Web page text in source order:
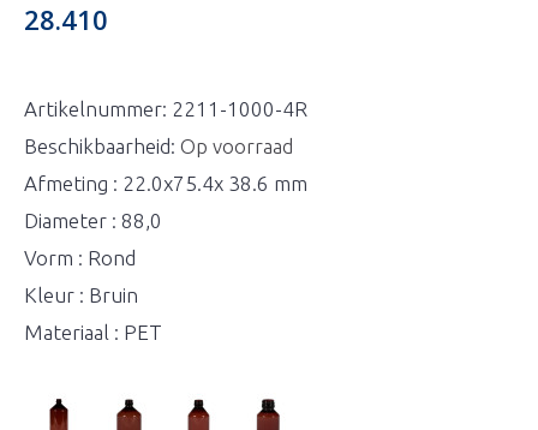
28.410
Artikelnummer: 2211-1000-4R
Beschikbaarheid: Op voorraad
Afmeting : 22.0x75.4x 38.6 mm
Diameter : 88,0
Vorm : Rond
Kleur : Bruin
Materiaal : PET